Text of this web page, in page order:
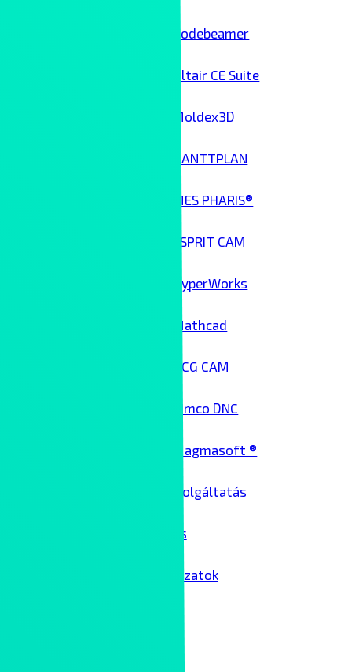
Codebeamer
Altair CE Suite
Moldex3D
GANTTPLAN
MES PHARIS®
ESPRIT CAM
HyperWorks
Mathcad
NCG CAM
Cimco DNC
Magmasoft ®
Architekt szolgáltatás
Üzemeltetés
Passzív hálózatok